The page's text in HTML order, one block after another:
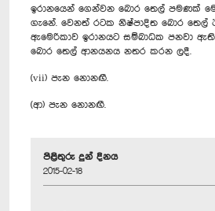
ඉරානයෙන් ගෙන්වන බොර තෙල් පමණක්
ගැනේ. වෙනත් රටක නිෂ්පාදිත බොර තෙල්
ඇමෙරිකාව ඉරානයට සම්බාධක පනවා
බොර තෙල් ආනයනය නතර කරන ලදී.
(vii) පැන නොනඟී.
(ආ) පැන නොනඟී.
පිළිතුරු දුන් දිනය
2015-02-18